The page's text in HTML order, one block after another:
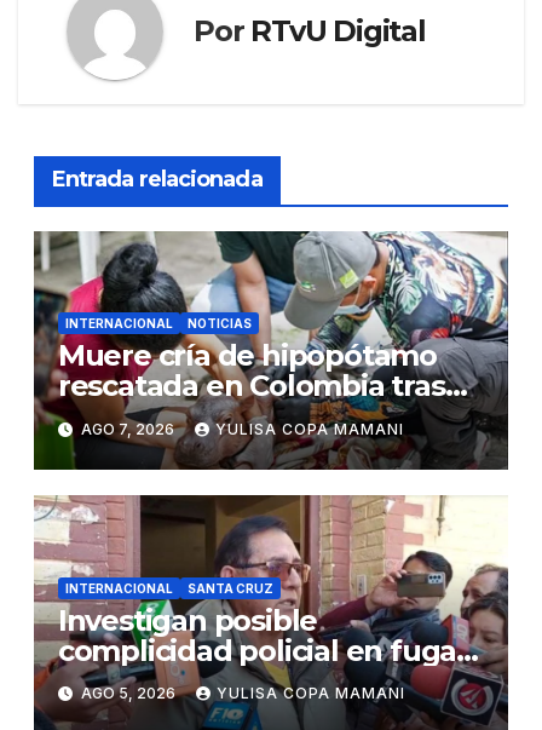
Por RTvU Digital
Entrada relacionada
INTERNACIONAL NOTICIAS
Muere cría de hipopótamo
rescatada en Colombia tras
recibir atención veterinaria
AGO 7, 2026 YULISA COPA MAMANI
INTERNACIONAL SANTA CRUZ
Investigan posible
complicidad policial en fuga
de dos reos brasileños de
Palmasola
AGO 5, 2026 YULISA COPA MAMANI